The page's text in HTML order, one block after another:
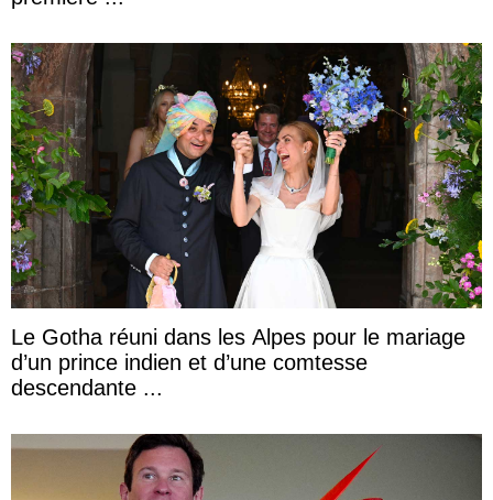
Le Gotha réuni dans les Alpes pour le mariage
d’un prince indien et d’une comtesse
descendante ...